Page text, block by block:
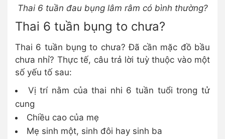
Thai 6 tuần đau bụng lâm râm có bình thường?
Thai 6 tuần bụng to chưa?
Thai 6 tuần bụng to chưa? Đã cần mặc đồ bầu
chưa nhỉ? Thực tế, câu trả lời tuỳ thuộc vào một
số yếu tố sau:
Vị trí nằm của thai nhi 6 tuần tuổi trong tử
cung
Chiều cao của mẹ
Mẹ sinh một, sinh đôi hay sinh ba